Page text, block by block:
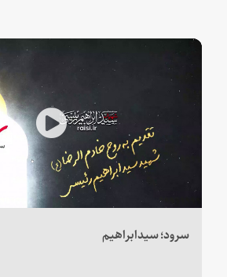
سرود؛ سیدابراهیم